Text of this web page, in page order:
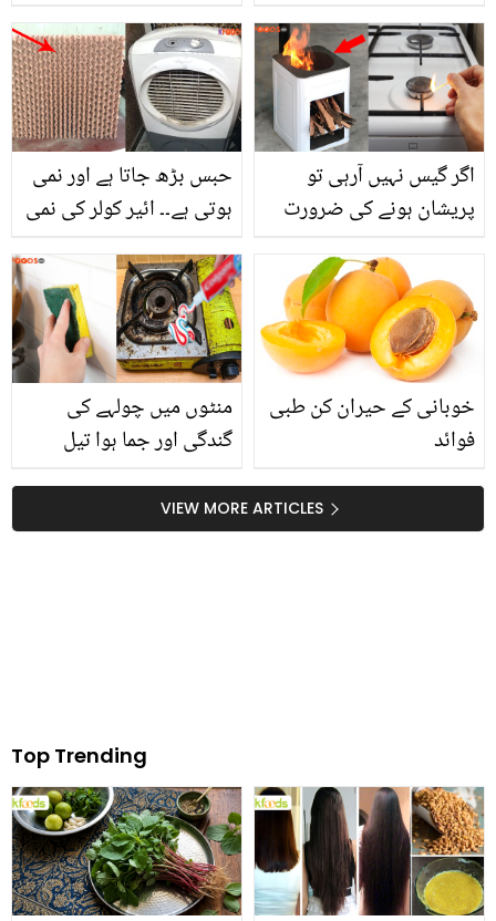
ہے؟ بڑی الائچی کے چند وہ
فائدے جن سے آپ بھی اس
کا استعمال بڑھانے پر
مجبور ہوجائیں گے
جس کے بعد بیوہ خاتون نے
جھولی بھر کر دعائیں دیں
حبس بڑھ جاتا ہے اور نمی
ہوتی ہے۔۔ ائیر کولر کی نمی
حاصل کریں؟
اگر گیس نہیں آرہی تو
پریشان ہونے کی ضرورت
چولہا گھر پر خود بنائیں
اور سستے میں جان
چھڑائیں
منٹوں میں چولہے کی
گندگی اور جما ہوا تیل
کی فوری صفائی کیلئے
ٹوتھ پیسٹ کا جادوئی
خوبانی کے حیران کن طبی
فوائد
VIEW MORE ARTICLES
Top Trending